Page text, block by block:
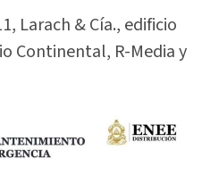
Larach & Cía., edificio
Continental, R-Media y